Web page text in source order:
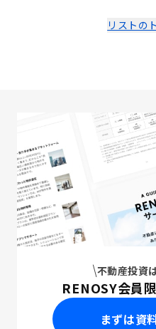
常に良いと思います。リストの
不動産投資
RENOSY会員
まずは資